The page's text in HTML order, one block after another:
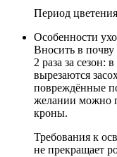
Период
Особенности
Вносить в почву
2 раза за сезон:
вырезаются
повреждённые
желании можно
кроны.
Требования к
не прекращает